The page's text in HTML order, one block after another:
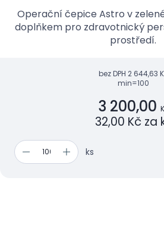
Operační čepice Astro v
doplňkem pro zdravotnický
prostředí.
bez DPH 2 644,63
min=100
3 200,00
32,00 Kč za
ks